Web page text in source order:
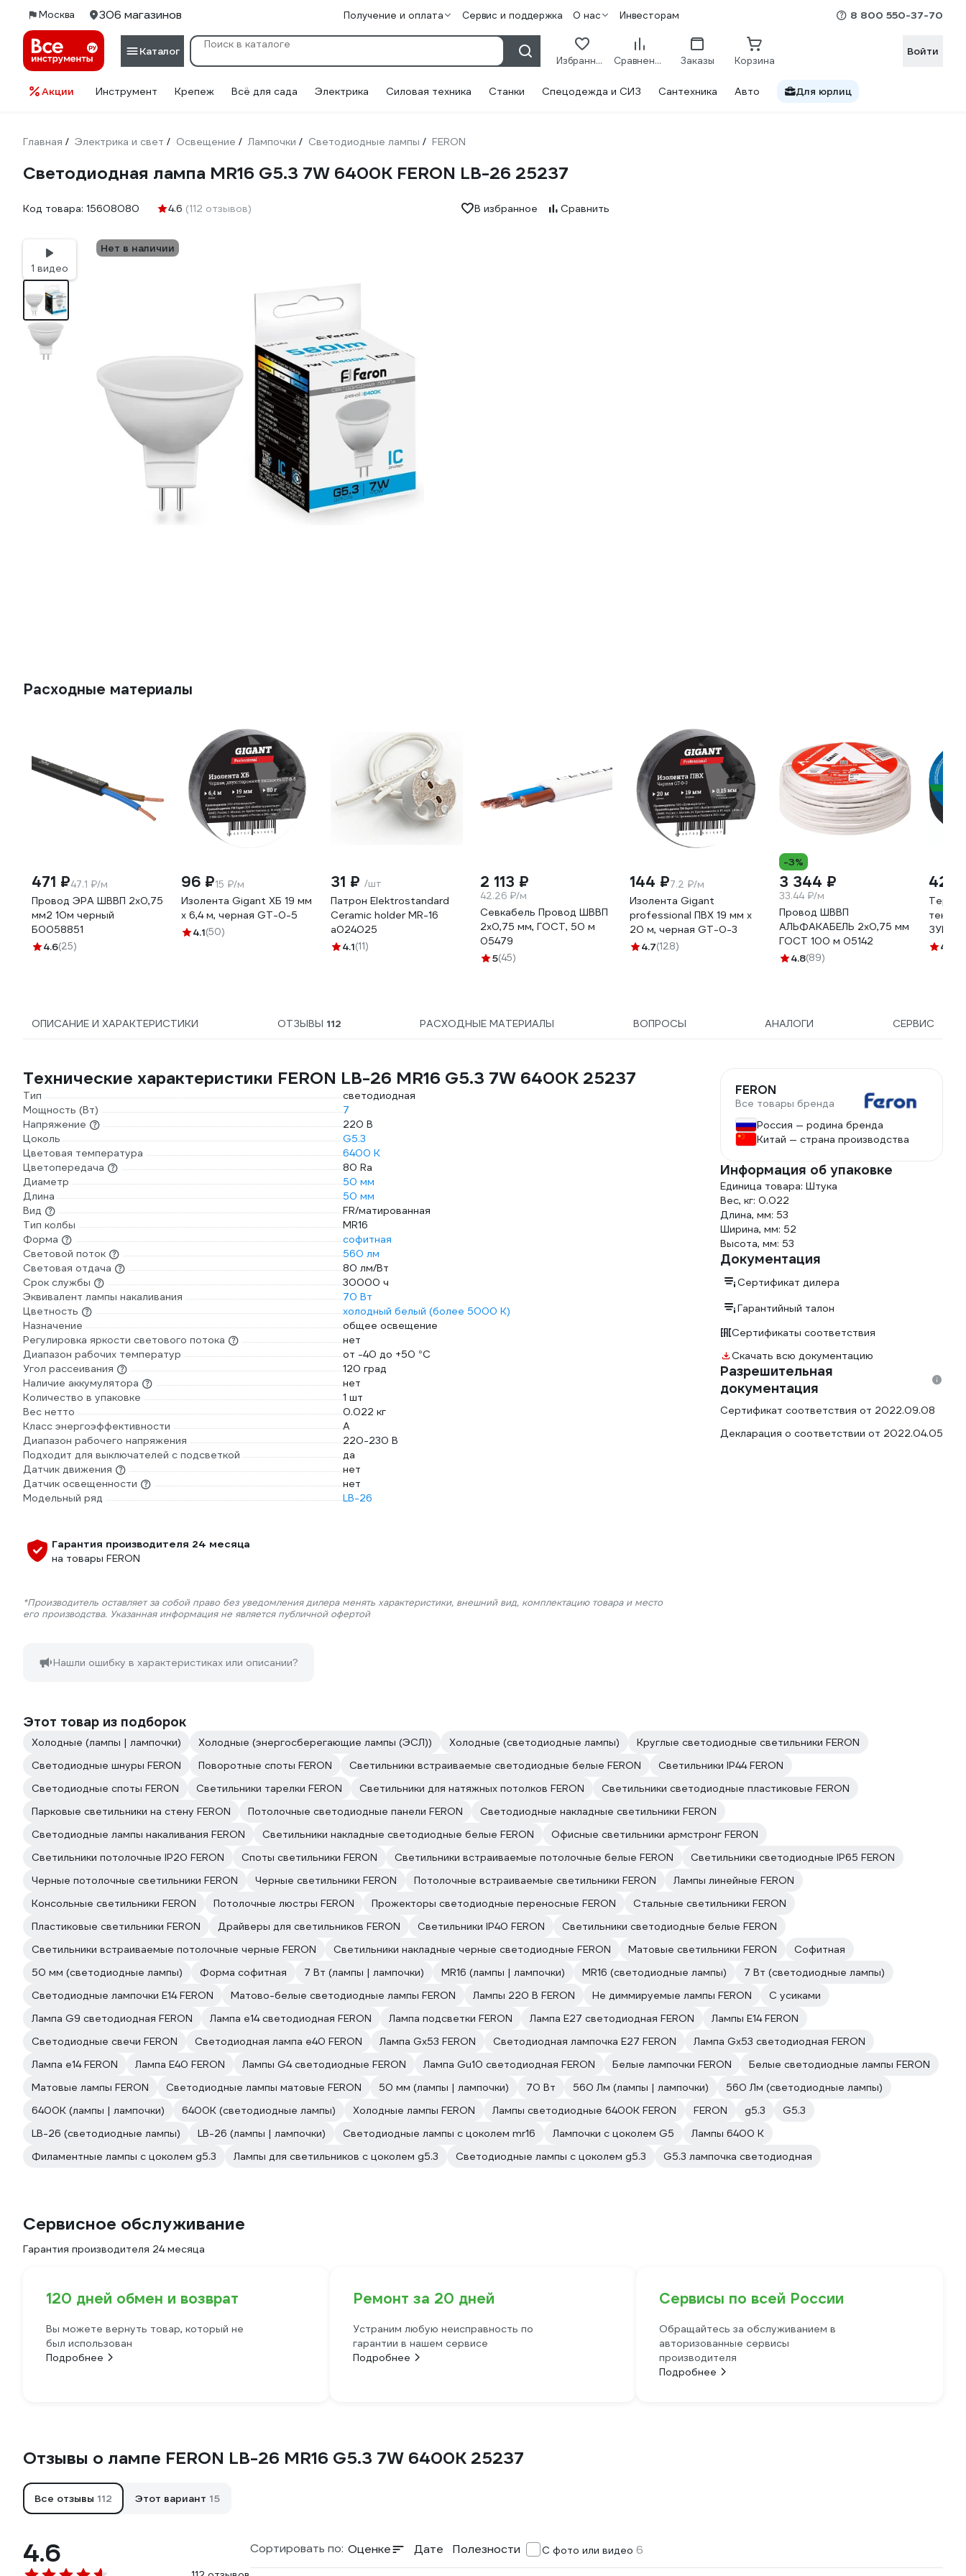
Москва 306 магазинов Получение и оплата Сервис и поддержка О нас Инвесторам 8 800 550-37-70
Каталог
Избранное Сравнение Заказы Корзина
Войти
Акции Инструмент Крепеж Всё для сада Электрика Силовая техника Станки Спецодежда и СИЗ Сантехника Авто Для юрлиц
Главная / Электрика и свет / Освещение / Лампочки / Светодиодные лампы / FERON
Светодиодная лампа MR16 G5.3 7W 6400K FERON LB-26 25237
Код товара: 15608080 4.6 (112 отзывов) В избранное Сравнить
1 видео
Нет в наличии
Расходные материалы
471 ₽47.1 ₽/м
Провод ЭРА ШВВП 2x0,75
мм2 10м черный
Б0058851
4.6(25)
96 ₽15 ₽/м
Изолента Gigant ХБ 19 мм
х 6,4 м, черная GT-0-5
4.1(50)
31 ₽ /шт
Патрон Elektrostandard
Ceramic holder MR-16
a024025
4.1(11)
2 113 ₽
42.26 ₽/м
Севкабель Провод ШВВП
2х0,75 мм, ГОСТ, 50 м
05479
5(45)
144 ₽7.2 ₽/м
Изолента Gigant
professional ПВХ 19 мм х
20 м, черная GT-0-3
4.7(128)
-3%
3 344 ₽
33.44 ₽/м
Провод ШВВП
АЛЬФАКАБЕЛЬ 2х0,75 мм
ГОСТ 100 м 05142
4.8(89)
422
ЗУБР
25 м
4.8
ОПИСАНИЕ И ХАРАКТЕРИСТИКИ ОТЗЫВЫ 112 РАСХОДНЫЕ МАТЕРИАЛЫ ВОПРОСЫ АНАЛОГИ СЕРВИС
Технические характеристики FERON LB-26 MR16 G5.3 7W 6400K 25237
Тип
светодиодная
Мощность (Вт)
7
Напряжение
220 В
Цоколь
G5.3
Цветовая температура
6400 К
Цветопередача
80 Ra
Диаметр
50 мм
Длина
50 мм
Вид
FR/матированная
Тип колбы
MR16
Форма
софитная
Световой поток
560 лм
Световая отдача
80 лм/Вт
Срок службы
30000 ч
Эквивалент лампы накаливания
70 Вт
Цветность
холодный белый (более 5000 К)
Назначение
общее освещение
Регулировка яркости светового потока
нет
Диапазон рабочих температур
от -40 до +50 °С
Угол рассеивания
120 град
Наличие аккумулятора
нет
Количество в упаковке
1 шт
Вес нетто
0.022 кг
Класс энергоэффективности
A
Диапазон рабочего напряжения
220-230 В
Подходит для выключателей с подсветкой
да
Датчик движения
нет
Датчик освещенности
нет
Модельный ряд
LB-26
Гарантия производителя 24 месяца
на товары FERON
*Производитель оставляет за собой право без уведомления дилера менять характеристики, внешний вид, комплектацию товара и место
его производства. Указанная информация не является публичной офертой
Нашли ошибку в характеристиках или описании?
FERON
Все товары бренда
Россия — родина бренда
Китай — страна производства
Информация об упаковке
Единица товара: Штука
Вес, кг: 0.022
Длина, мм: 53
Ширина, мм: 52
Высота, мм: 53
Документация
Сертификат дилера
Гарантийный талон
Сертификаты соответствия
Скачать всю документацию
Разрешительная
документация
Сертификат соответствия от 2022.09.08
Декларация о соответствии от 2022.04.05
Этот товар из подборок
Холодные (лампы | лампочки) Холодные (энергосберегающие лампы (ЭСЛ)) Холодные (светодиодные лампы)
Круглые светодиодные светильники FERON
Светодиодные шнуры FERON
Поворотные споты FERON Светильники встраиваемые светодиодные белые FERON
Светильники IP44 FERON
Светодиодные споты FERON
Светильники тарелки FERON Светильники для натяжных потолков FERON
Светильники светодиодные пластиковые FERON
Парковые светильники на стену FERON
Потолочные светодиодные панели FERON
Светодиодные накладные светильники FERON
Светодиодные лампы накаливания FERON
Светильники накладные светодиодные белые FERON
Офисные светильники армстронг FERON
Светильники потолочные IP20 FERON
Споты светильники FERON Светильники встраиваемые потолочные белые FERON
Светильники светодиодные IP65 FERON
Черные потолочные светильники FERON
Черные светильники FERON Потолочные встраиваемые светильники FERON
Лампы линейные FERON
Консольные светильники FERON
Потолочные люстры FERON Прожекторы светодиодные переносные FERON
Стальные светильники FERON
Пластиковые светильники FERON
Драйверы для светильников FERON Светильники IP40 FERON
Светильники светодиодные белые FERON
Светильники встраиваемые потолочные черные FERON
Светильники накладные черные светодиодные FERON Матовые светильники FERON
Софитная
50 мм (светодиодные лампы)
Форма софитная 7 Вт (лампы | лампочки) MR16 (лампы | лампочки) MR16 (светодиодные лампы)
7 Вт (светодиодные лампы)
Светодиодные лампочки E14 FERON
Матово-белые светодиодные лампы FERON Лампы 220 В FERON Не диммируемые лампы FERON
С усиками
Лампа G9 светодиодная FERON
Лампа е14 светодиодная FERON Лампа подсветки FERON Лампа E27 светодиодная FERON
Лампы E14 FERON
Светодиодные свечи FERON
Светодиодная лампа е40 FERON Лампа Gx53 FERON Светодиодная лампочка E27 FERON
Лампа Gx53 светодиодная FERON
Лампа е14 FERON
Лампа E40 FERON Лампы G4 светодиодные FERON Лампа Gu10 светодиодная FERON Белые лампочки FERON
Белые светодиодные лампы FERON
Матовые лампы FERON
Светодиодные лампы матовые FERON 50 мм (лампы | лампочки) 70 Вт 560 Лм (лампы | лампочки)
560 Лм (светодиодные лампы)
6400К (лампы | лампочки)
6400К (светодиодные лампы) Холодные лампы FERON Лампы светодиодные 6400K FERON FERON g5.3
G5.3
LB-26 (светодиодные лампы)
LB-26 (лампы | лампочки) Светодиодные лампы с цоколем mr16 Лампочки с цоколем G5
Лампы 6400 К
Филаментные лампы с цоколем g5.3
Лампы для светильников с цоколем g5.3 Светодиодные лампы с цоколем g5.3 G5.3 лампочка светодиодная
Сервисное обслуживание
Гарантия производителя 24 месяца
120 дней обмен и возврат
Вы можете вернуть товар, который не
был использован
Подробнее
Ремонт за 20 дней
Устраним любую неисправность по
гарантии в нашем сервисе
Подробнее
Сервисы по всей России
Обращайтесь за обслуживанием в
авторизованные сервисы
производителя
Подробнее
Отзывы о лампе FERON LB-26 MR16 G5.3 7W 6400K 25237
Все отзывы 112 Этот вариант 15
4.6 Сортировать по: Оценке Дате Полезности С фото или видео 6